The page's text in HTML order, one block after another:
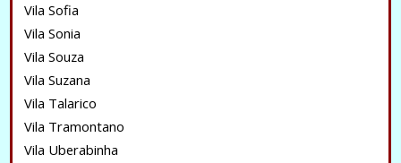
Vila Sofia
Vila Sonia
Vila Souza
Vila Suzana
Vila Talarico
Vila Tramontano
Vila Uberabinha